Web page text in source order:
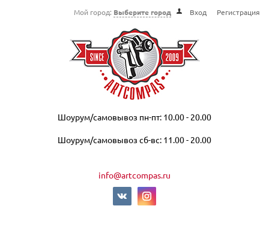
Мой город: Выберите город Вход Регистрация
Шоурум/самовывоз пн-пт: 10.00 - 20.00
Шоурум/самовывоз сб-вс: 11.00 - 20.00
info@artcompas.ru